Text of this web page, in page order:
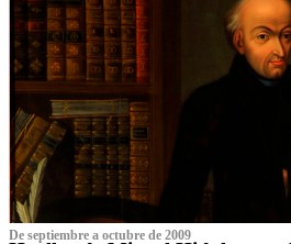
De septiembre a octubre de 2009